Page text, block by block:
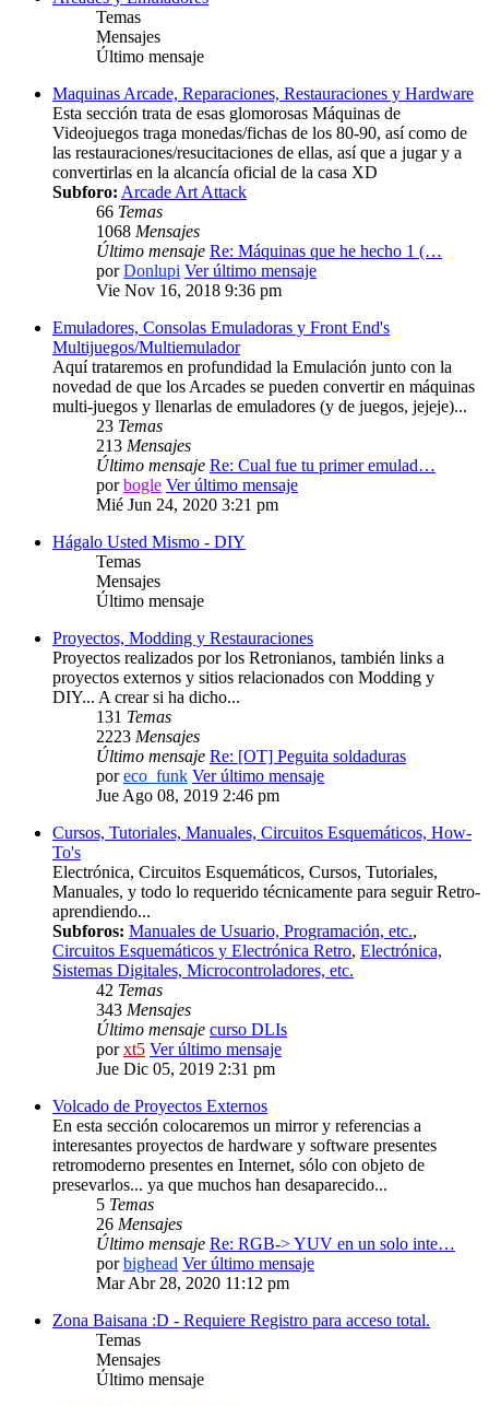
Temas
Mensajes
Último mensaje
Maquinas Arcade, Reparaciones, Restauraciones y Hardware
Esta sección trata de esas glomorosas Máquinas de
Videojuegos traga monedas/fichas de los 80-90, así como de
las restauraciones/resucitaciones de ellas, así que a jugar y a
convertirlas en la alcancía oficial de la casa XD
Subforo: Arcade Art Attack
66 Temas
1068 Mensajes
Último mensaje Re: Máquinas que he hecho 1 (…
porDonlupi Ver último mensaje
Vie Nov 16, 2018 9:36 pm
Emuladores, Consolas Emuladoras y Front End's
Multijuegos/Multiemulador
Aquí trataremos en profundidad la Emulación junto con la
novedad de que los Arcades se pueden convertir en máquinas
multi-juegos y llenarlas de emuladores (y de juegos, jejeje)...
23 Temas
213 Mensajes
Último mensaje Re: Cual fue tu primer emulad…
porbogle Ver último mensaje
Mié Jun 24, 2020 3:21 pm
Hágalo Usted Mismo - DIY
Temas
Mensajes
Último mensaje
Proyectos, Modding y Restauraciones
Proyectos realizados por los Retronianos, también links a
proyectos externos y sitios relacionados con Modding y
DIY... A crear si ha dicho...
131 Temas
2223 Mensajes
Último mensaje Re: [OT] Peguita soldaduras
poreco_funk Ver último mensaje
Jue Ago 08, 2019 2:46 pm
Cursos, Tutoriales, Manuales, Circuitos Esquemáticos, How-
To's
Electrónica, Circuitos Esquemáticos, Cursos, Tutoriales,
Manuales, y todo lo requerido técnicamente para seguir Retro-
aprendiendo...
Subforos: Manuales de Usuario, Programación, etc.,
Circuitos Esquemáticos y Electrónica Retro, Electrónica,
Sistemas Digitales, Microcontroladores, etc.
42 Temas
343 Mensajes
Último mensaje curso DLIs
porxt5 Ver último mensaje
Jue Dic 05, 2019 2:31 pm
Volcado de Proyectos Externos
En esta sección colocaremos un mirror y referencias a
interesantes proyectos de hardware y software presentes
retromoderno presentes en Internet, sólo con objeto de
presevarlos... ya que muchos han desaparecido...
5 Temas
26 Mensajes
Último mensaje Re: RGB-> YUV en un solo inte…
porbighead Ver último mensaje
Mar Abr 28, 2020 11:12 pm
Zona Baisana :D - Requiere Registro para acceso total.
Temas
Mensajes
Último mensaje